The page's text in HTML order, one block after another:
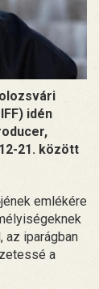
idén
21. között
emlékére
az iparágban
a